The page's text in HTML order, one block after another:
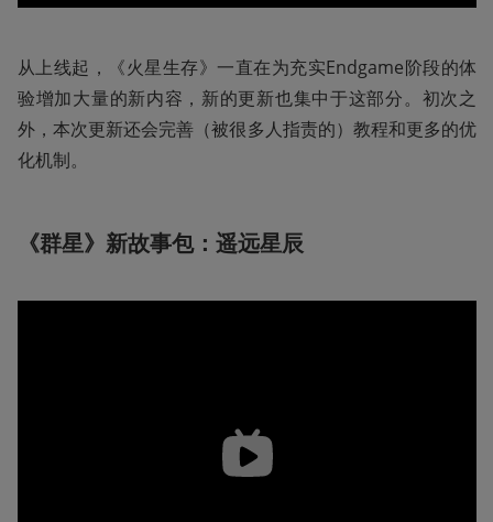
从上线起，《火星生存》一直在为充实Endgame阶段的体
验增加大量的新内容，新的更新也集中于这部分。初次之
外，本次更新还会完善（被很多人指责的）教程和更多的优
化机制。
《群星》新故事包：遥远星辰